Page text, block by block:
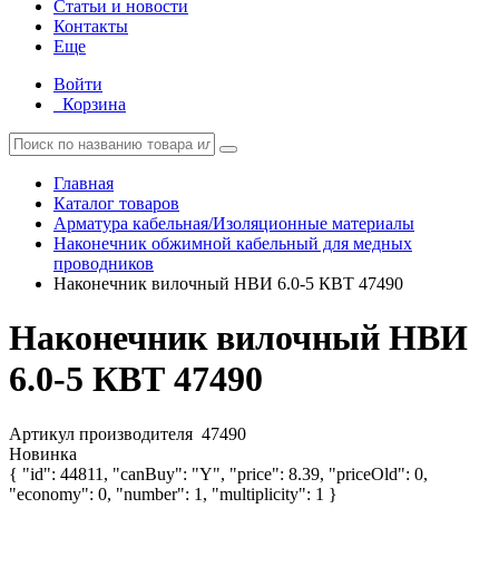
Статьи и новости
Контакты
Еще
Войти
Корзина
Главная
Каталог товаров
Арматура кабельная/Изоляционные материалы
Наконечник обжимной кабельный для медных
проводников
Наконечник вилочный НВИ 6.0-5 КВТ 47490
Наконечник вилочный НВИ
6.0-5 КВТ 47490
Артикул производителя 47490
Новинка
{ "id": 44811, "canBuy": "Y", "price": 8.39, "priceOld": 0,
"economy": 0, "number": 1, "multiplicity": 1 }